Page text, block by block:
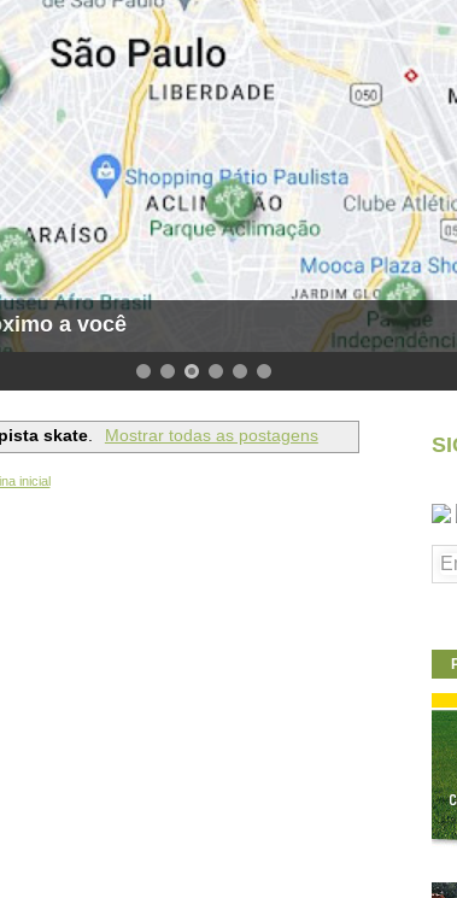
a você
pista skate. Mostrar todas as postagens
inicial